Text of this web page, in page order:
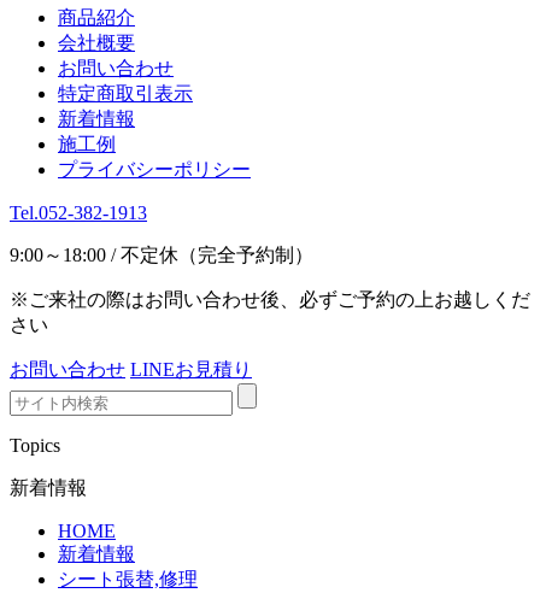
商品紹介
会社概要
お問い合わせ
特定商取引表示
新着情報
施工例
プライバシーポリシー
Tel.052-382-1913
9:00～18:00 / 不定休（完全予約制）
※ご来社の際はお問い合わせ後、必ずご予約の上お越しくだ
さい
お問い合わせ LINEお見積り
Topics
新着情報
HOME
新着情報
シート張替,修理